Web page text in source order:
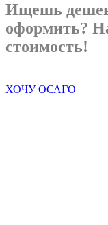
Ищешь
оформить?
стоимость!
ХОЧУ ОСАГО